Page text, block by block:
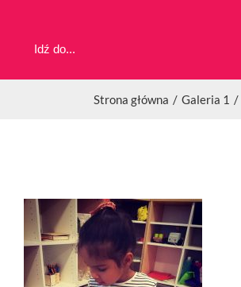
zawartości
Idź do...
Strona główna Galeria 1